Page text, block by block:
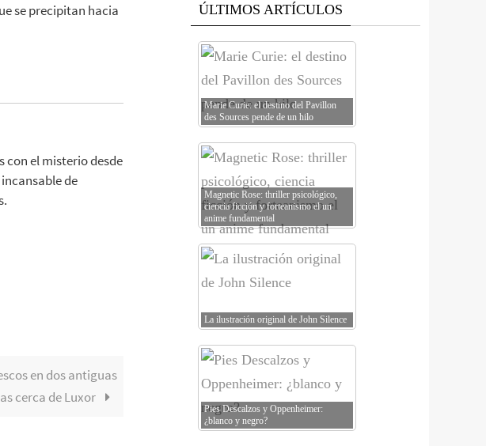
se precipitan hacia
con el misterio desde
de
en dos antiguas
cerca de Luxor
ÚLTIMOS ARTÍCULOS
Marie Curie: el destino del Pavillon
des Sources pende de un hilo
Magnetic Rose: thriller psicológico,
ciencia ficción y forteanismo el un
anime fundamental
La ilustración original de John Silence
Pies Descalzos y Oppenheimer:
¿blanco y negro?